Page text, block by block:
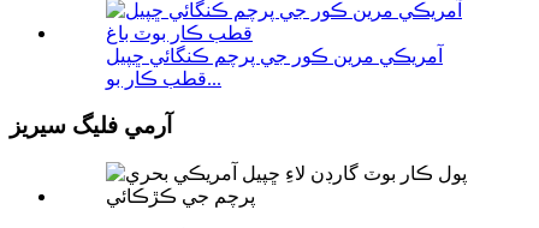
آمريڪي مرين ڪور جي پرچم ڪنگائي ڇپيل
قطب ڪار بو...
آرمي فليگ سيريز